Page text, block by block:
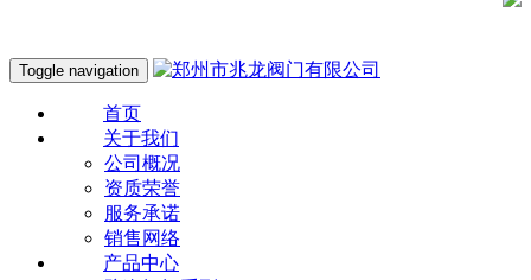
Toggle navigation
首页
关于我们
公司概况
资质荣誉
服务承诺
销售网络
产品中心